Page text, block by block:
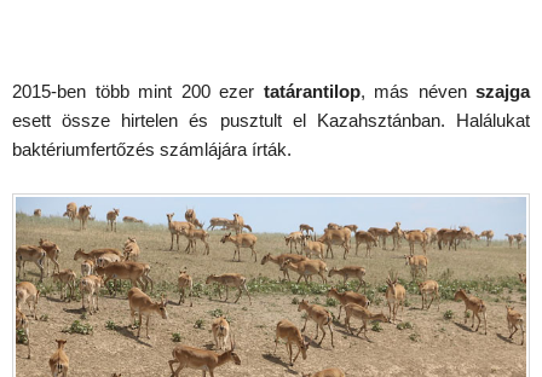
2015-ben több mint 200 ezer tatárantilop, más néven szajga
esett össze hirtelen és pusztult el Kazahsztánban. Halálukat
baktériumfertőzés számlájára írták.